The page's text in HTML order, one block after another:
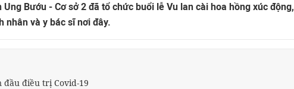
Bướu - Cơ sở 2 đã tổ chức buổi lễ Vu lan cài hoa hồng xúc động,
nhân và y bác sĩ nơi đây.
đầu điều trị Covid-19